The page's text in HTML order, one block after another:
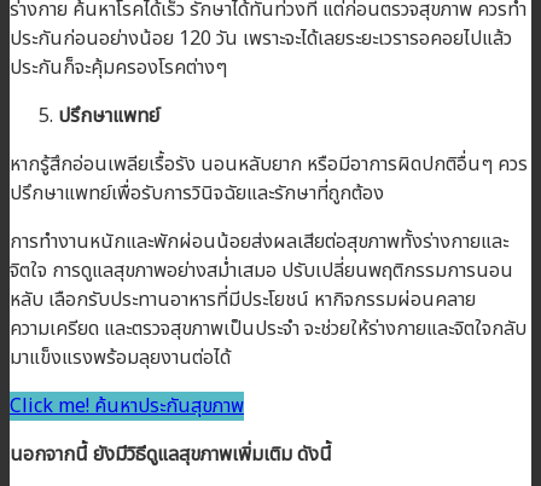
ร่างกาย ค้นหาโรคได้เร็ว รักษาได้ทันท่วงที แต่ก่อนตรวจสุขภาพ ควรทำ
ประกันก่อนอย่างน้อย 120 วัน เพราะจะได้เลยระยะเวรารอคอยไปแล้ว
ประกันก็จะคุ้มครองโรคต่างๆ
ปรึกษาแพทย์
หากรู้สึกอ่อนเพลียเรื้อรัง นอนหลับยาก หรือมีอาการผิดปกติอื่นๆ ควร
ปรึกษาแพทย์เพื่อรับการวินิจฉัยและรักษาที่ถูกต้อง
การทำงานหนักและพักผ่อนน้อยส่งผลเสียต่อสุขภาพทั้งร่างกายและ
จิตใจ การดูแลสุขภาพอย่างสม่ำเสมอ ปรับเปลี่ยนพฤติกรรมการนอน
หลับ เลือกรับประทานอาหารที่มีประโยชน์ หากิจกรรมผ่อนคลาย
ความเครียด และตรวจสุขภาพเป็นประจำ จะช่วยให้ร่างกายและจิตใจกลับ
มาแข็งแรงพร้อมลุยงานต่อได้
Click me! ค้นหาประกันสุขภาพ
นอกจากนี้ ยังมีวิธีดูแลสุขภาพเพิ่มเติมดังนี้